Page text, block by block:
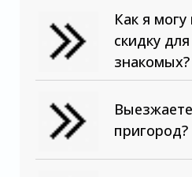
Как я могу
скидку
знакомых?
пригород?